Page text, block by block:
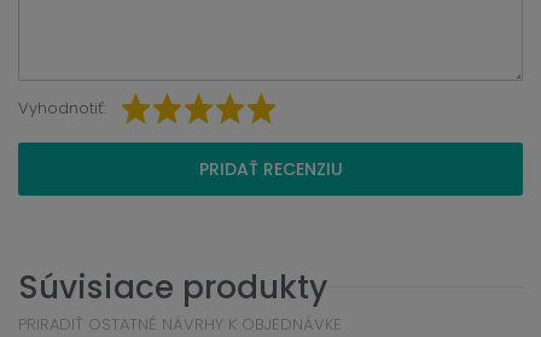
Vyhodnotiť:
PRIDAŤ RECENZIU
Súvisiace produkty
PRIRADIŤ OSTATNÉ NÁVRHY K OBJEDNÁVKE